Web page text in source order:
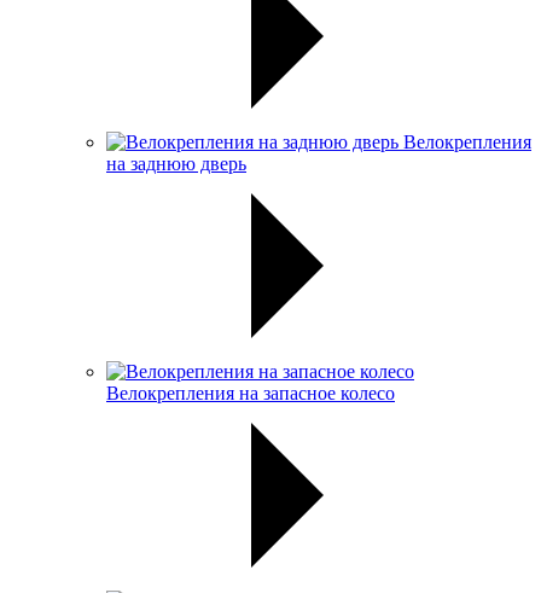
Велокрепления
на заднюю дверь
Велокрепления на запасное колесо